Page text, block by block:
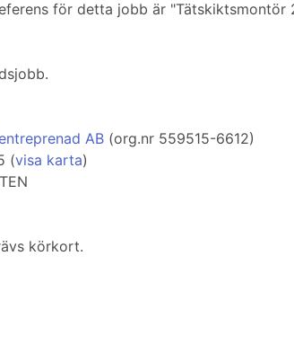
för detta jobb är "Tätskiktsmontör
AB (org.nr 559515-6612)
(visa karta)
körkort.